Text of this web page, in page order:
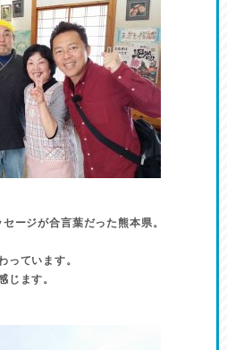
ージが合言葉だった熊本県。
っています。
じます。